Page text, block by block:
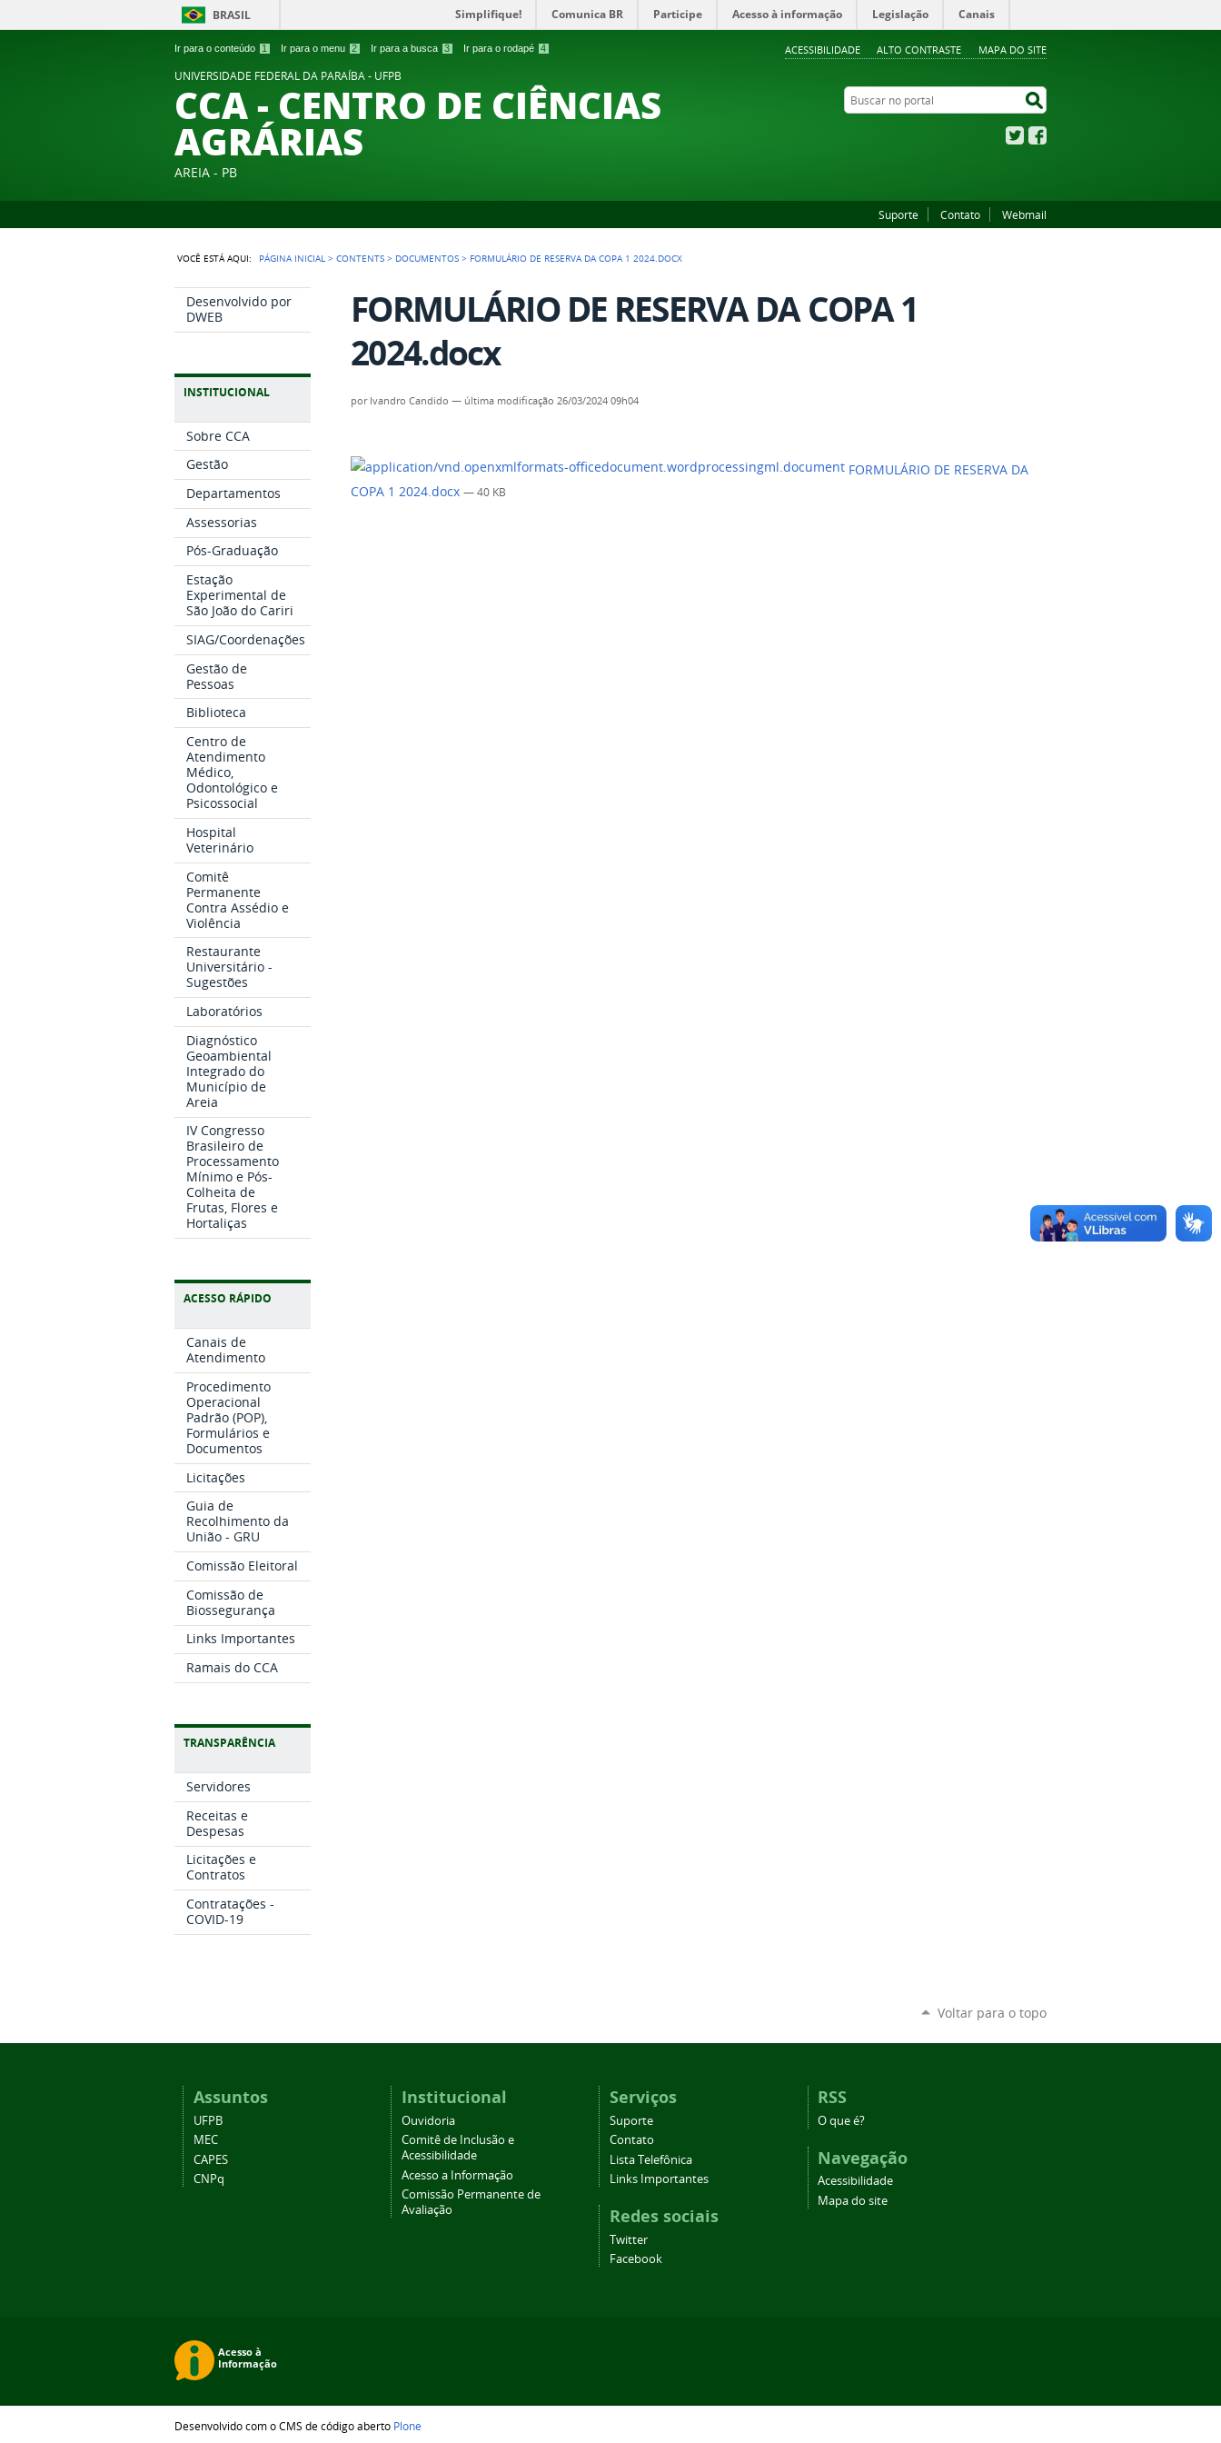
Ir para o conteúdo 1 Ir para o menu 2 Ir para a busca 3 Ir para o rodapé 4 ACESSIBILIDADE ALTO CONTRASTE MAPA DO SITE
BRASIL Simplifique! Comunica BR Participe Acesso à informação Legislação Canais
UNIVERSIDADE FEDERAL DA PARAÍBA - UFPB
CCA - CENTRO DE CIÊNCIAS
AGRÁRIAS
AREIA - PB
Buscar no portal
Twitter
Suporte Contato Webmail
VOCÊ ESTÁ AQUI: PÁGINA INICIAL >CONTENTS > DOCUMENTOS > FORMULÁRIO DE RESERVA DA COPA 1 2024.DOCX
Desenvolvido por
DWEB
INSTITUCIONAL
Sobre CCA
Gestão
Departamentos
Assessorias
Pós-Graduação
Estação
Experimental de
São João do Cariri
SIAG/Coordenações
Gestão de
Pessoas
Biblioteca
Centro de
Atendimento
Médico,
Odontológico e
Psicossocial
Hospital
Veterinário
Comitê
Permanente
Contra Assédio e
Violência
Restaurante
Universitário -
Sugestões
Laboratórios
Diagnóstico
Geoambiental
Integrado do
Município de
Areia
IV Congresso
Brasileiro de
Processamento
Mínimo e Pós-
Colheita de
Frutas, Flores e
Hortaliças
ACESSO RÁPIDO
Canais de
Atendimento
Procedimento
Operacional
Padrão (POP),
Formulários e
Documentos
Licitações
Guia de
Recolhimento da
União - GRU
Comissão Eleitoral
Comissão de
Biossegurança
Links Importantes
Ramais do CCA
TRANSPARÊNCIA
Servidores
Receitas e
Despesas
Licitações e
Contratos
Contratações -
COVID-19
FORMULÁRIO DE RESERVA DA COPA 1
2024.docx
por Ivandro Candido — última modificação 26/03/2024 09h04
FORMULÁRIO DE RESERVA DA
COPA 1 2024.docx— 40 KB
Voltar para o topo
Assuntos
UFPB
MEC
CAPES
CNPq
Institucional
Ouvidoria
Comitê de Inclusão e
Acessibilidade
Acesso a Informação
Comissão Permanente de
Avaliação
Serviços
Suporte
Contato
Lista Telefônica
Links Importantes
Redes sociais
Twitter
Facebook
RSS
O que é?
Navegação
Acessibilidade
Mapa do site
Desenvolvido com o CMS de código aberto Plone